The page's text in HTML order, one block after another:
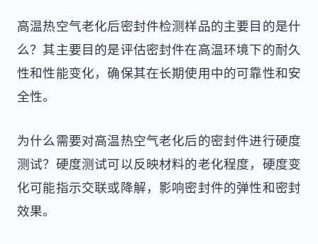
高温热空气老化后密封件检测样品的主要目的是什
么？其主要目的是评估密封件在高温环境下的耐久
性和性能变化，确保其在长期使用中的可靠性和安
全性。
为什么需要对高温热空气老化后的密封件进行硬度
测试？硬度测试可以反映材料的老化程度，硬度变
化可能指示交联或降解，影响密封件的弹性和密封
效果。